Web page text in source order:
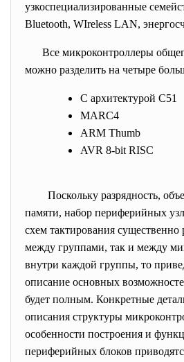
узкоспециализированные
Bluetooth, WIreless LAN,
Все микроконтроллеры
можно разделить на четыре
С архитектурой С51
MARC4
ARM Thumb
AVR 8-bit RISC
Поскольку разрядность,
памяти, набор периферийных
схем тактирования существенно
между группами, так и между
внутри каждой группы, то
описание основных
будет полным. Конкретные
описания структуры
особенности построения и
периферийных блоков